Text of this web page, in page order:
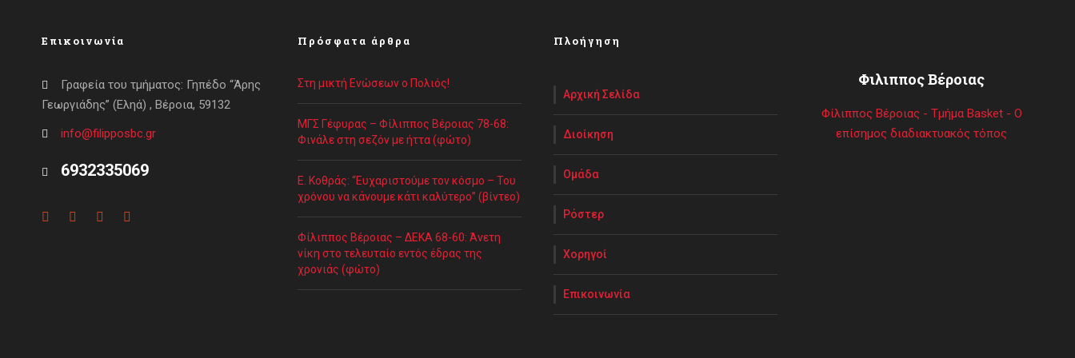
Επικοινωνία
Γραφεία του τμήματος: Γηπέδο “Άρης
Γεωργιάδης” (Εληά) , Βέροια, 59132
info@filipposbc.gr
6932335069
Πρόσφατα άρθρα
Στη μικτή Ενώσεων ο Πολιός!
ΜΓΣ Γέφυρας – Φίλιππος Βέροιας 78-68:
Φινάλε στη σεζόν με ήττα (φώτο)
Ε. Κοθράς: “Ευχαριστούμε τον κόσμο – Του
χρόνου να κάνουμε κάτι καλύτερο” (βίντεο)
Φίλιππος Βέροιας – ΔΕΚΑ 68-60: Άνετη
νίκη στο τελευταίο εντός έδρας της
χρονιάς (φώτο)
Πλοήγηση
Αρχική Σελίδα
Διοίκηση
Ομάδα
Ρόστερ
Χορηγοί
Επικοινωνία
Φιλιππος Βέροιας
Φίλιππος Βέροιας - Τμήμα Basket - Ο
επίσημος διαδιακτυακός τόπος